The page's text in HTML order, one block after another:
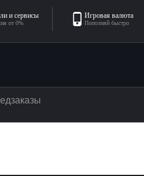
и сервисы
от 0%
Игровая валюта
Пополняй быстро